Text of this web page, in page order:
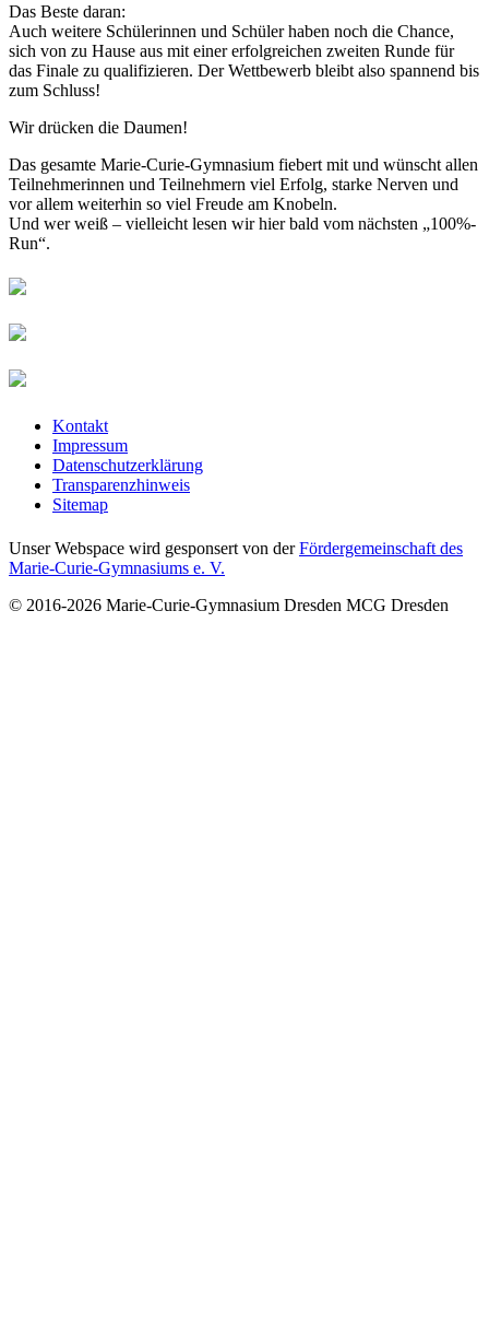
Das Beste daran:
Auch weitere Schülerinnen und Schüler haben noch die Chance,
sich von zu Hause aus mit einer erfolgreichen zweiten Runde für
das Finale zu qualifizieren. Der Wettbewerb bleibt also spannend bis
zum Schluss!
Wir drücken die Daumen!
Das gesamte Marie-Curie-Gymnasium fiebert mit und wünscht allen
Teilnehmerinnen und Teilnehmern viel Erfolg, starke Nerven und
vor allem weiterhin so viel Freude am Knobeln.
Und wer weiß – vielleicht lesen wir hier bald vom nächsten „100%-
Run“.
Kontakt
Impressum
Datenschutzerklärung
Transparenzhinweis
Sitemap
Unser Webspace wird gesponsert von derFördergemeinschaft des
Marie-Curie-Gymnasiums e. V.
© 2016-2026 Marie-Curie-Gymnasium Dresden MCG Dresden